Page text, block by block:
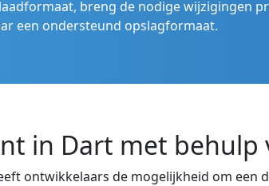
breng de nodige wijzigingen
een ondersteund opslagformaat.
in Dart met behulp
ontwikkelaars de mogelijkheid om